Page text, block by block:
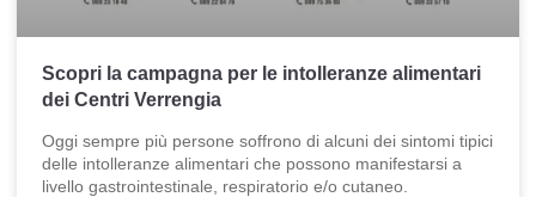
Scopri la campagna per le intolleranze alimentari
dei Centri Verrengia
Oggi sempre più persone soffrono di alcuni dei sintomi tipici
delle intolleranze alimentari che possono manifestarsi a
livello gastrointestinale, respiratorio e/o cutaneo.